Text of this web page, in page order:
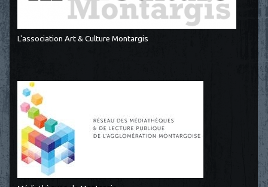
L'association Art & Culture Montargis